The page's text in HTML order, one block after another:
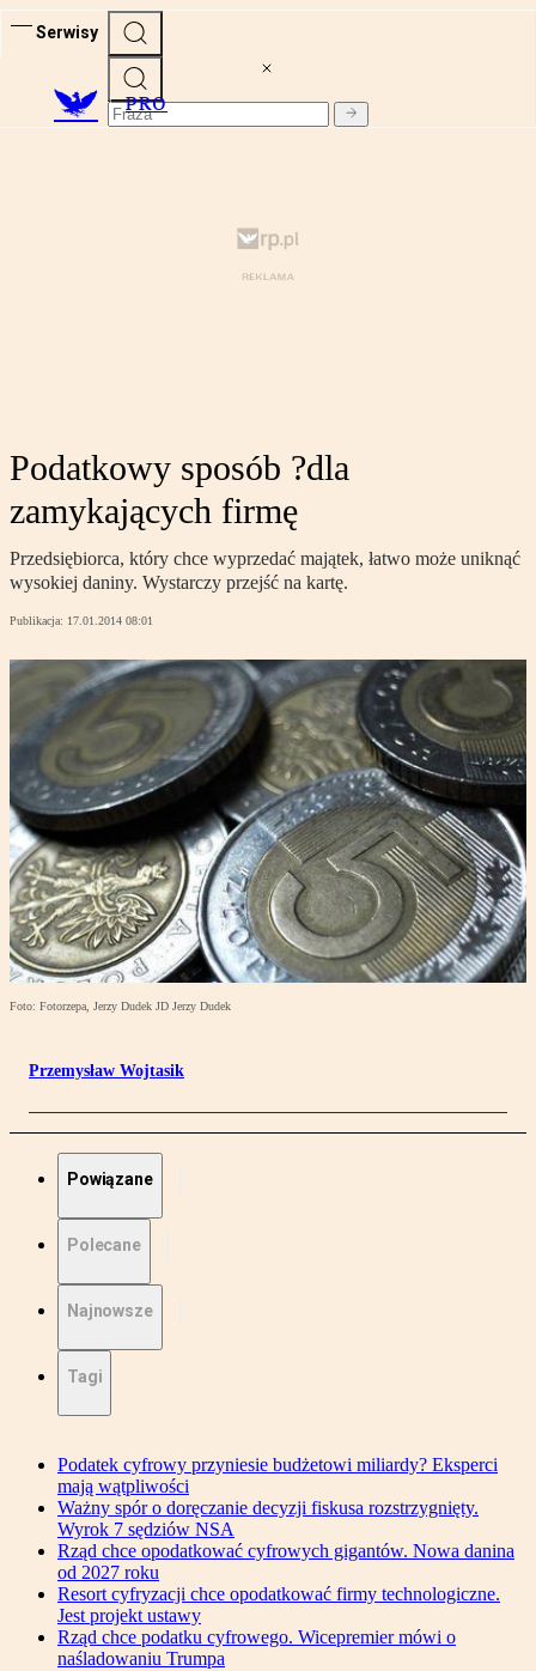
Serwisy
PRO
Podatkowy sposób ?dla
zamykających firmę
Przedsiębiorca, który chce wyprzedać majątek, łatwo może uniknąć
wysokiej daniny. Wystarczy przejść na kartę.
Publikacja: 17.01.2014 08:01
Foto: Fotorzepa, Jerzy Dudek JD Jerzy Dudek
Przemysław Wojtasik
Powiązane
Polecane
Najnowsze
Tagi
Podatek cyfrowy przyniesie budżetowi miliardy? Eksperci
mają wątpliwości
Ważny spór o doręczanie decyzji fiskusa rozstrzygnięty.
Wyrok 7 sędziów NSA
Rząd chce opodatkować cyfrowych gigantów. Nowa danina
od 2027 roku
Resort cyfryzacji chce opodatkować firmy technologiczne.
Jest projekt ustawy
Rząd chce podatku cyfrowego. Wicepremier mówi o
naśladowaniu Trumpa